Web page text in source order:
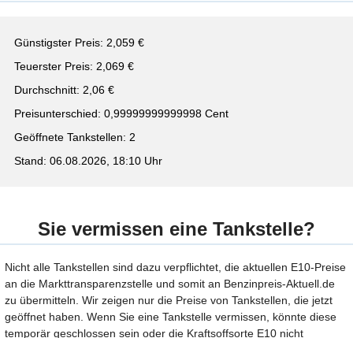
Günstigster Preis: 2,059 €
Teuerster Preis: 2,069 €
Durchschnitt: 2,06 €
Preisunterschied: 0,99999999999998 Cent
Geöffnete Tankstellen: 2
Stand: 06.08.2026, 18:10 Uhr
Sie vermissen eine Tankstelle?
Nicht alle Tankstellen sind dazu verpflichtet, die aktuellen E10-Preise
an die Markttransparenzstelle und somit an Benzinpreis-Aktuell.de
zu übermitteln. Wir zeigen nur die Preise von Tankstellen, die jetzt
geöffnet haben. Wenn Sie eine Tankstelle vermissen, könnte diese
temporär geschlossen sein oder die Kraftsoffsorte E10 nicht